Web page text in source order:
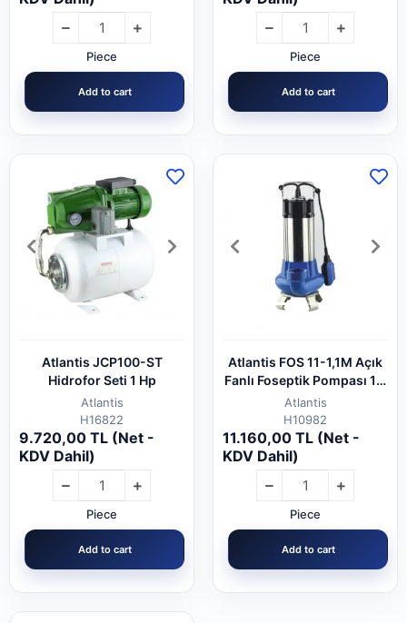
Piece
Add to cart
Piece
Add to cart
Atlantis JCP100-ST
Hidrofor Seti 1 Hp
Atlantis
H16822
9.720,00 TL (Net -
KDV Dahil)
Piece
Add to cart
Atlantis FOS 11-1,1M Açık
Fanlı Foseptik Pompası 1,5
hp
Atlantis
H10982
11.160,00 TL (Net -
KDV Dahil)
Piece
Add to cart